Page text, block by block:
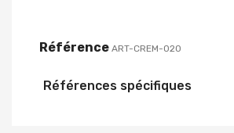
Référence ART-CREM-020
Références spécifiques